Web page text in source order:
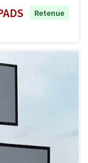
Retenue